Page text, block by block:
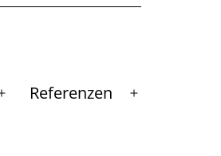
MenüReferenzen
Menü